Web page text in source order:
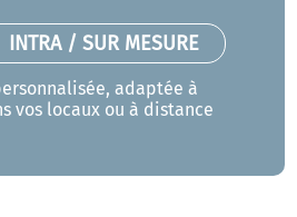
INTRA / SUR MESURE
adaptée à
vos locaux ou à distance